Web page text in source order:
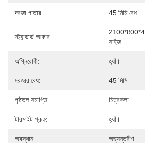
দরজা পাতার: 45 মিমি বেধ
স্ট্যান্ডার্ড আকার:
সাইজ
অগ্নিরোধী: হ্যাঁ।
দরজার বেধ: 45 মিমি
পৃষ্ঠতল সমাপ্তি: চিত্রকলা
টারমাইট প্রুফ: হ্যাঁ।
অবস্থান: অভ্যন্তরীণ